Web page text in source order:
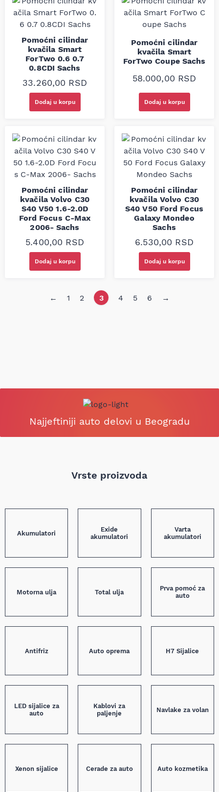
Pomoćni cilindar
kvačila Smart
ForTwo 0.6 0.7
0.8CDI Sachs
33.260,00 RSD
Dodaj u korpu
Pomoćni cilindar
kvačila Smart
ForTwo Coupe Sachs
58.000,00 RSD
Dodaj u korpu
Pomoćni cilindar
kvačila Volvo C30
S40 V50 1.6-2.0D
Ford Focus C-Max
2006- Sachs
5.400,00 RSD
Dodaj u korpu
Pomoćni cilindar
kvačila Volvo C30
S40 V50 Ford Focus
Galaxy Mondeo
Sachs
6.530,00 RSD
Dodaj u korpu
← 1 2 3 4 5 6 →
Najjeftiniji auto delovi u Beogradu
Vrste proizvoda
Akumulatori
Exide
akumulatori
Varta
akumulatori
Motorna ulja Total ulja
Prva pomoć za
auto
Antifriz Auto oprema H7 Sijalice
LED sijalice za
auto
Kablovi za
paljenje
Navlake za volan
Xenon sijalice Cerade za auto Auto kozmetika